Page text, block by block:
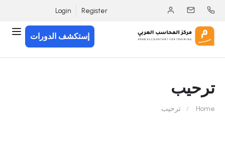
Register
Login
إستكشف الدورات
ترحيب
Home ترحيب